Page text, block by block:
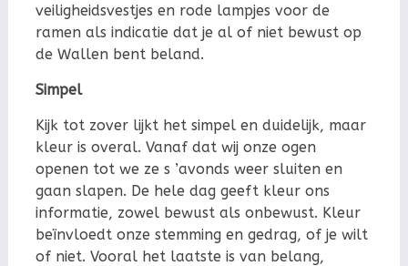
veiligheidsvestjes en rode lampjes voor de
ramen als indicatie dat je al of niet bewust op
de Wallen bent beland.
Simpel
Kijk tot zover lijkt het simpel en duidelijk, maar
kleur is overal. Vanaf dat wij onze ogen
openen tot we ze s ’avonds weer sluiten en
gaan slapen. De hele dag geeft kleur ons
informatie, zowel bewust als onbewust. Kleur
beïnvloedt onze stemming en gedrag, of je wilt
of niet. Vooral het laatste is van belang,